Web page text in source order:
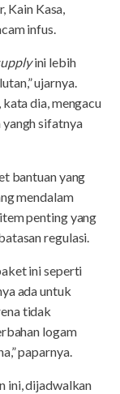
Kain Kasa,
infus.
ini lebih
ujarnya.
dia, mengacu
yangh sifatnya
bantuan yang
mendalam
penting yang
regulasi.
ini seperti
ada untuk
tidak
logam
paparnya.
ini, dijadwalkan